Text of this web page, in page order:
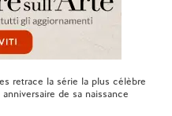
retrace la série la plus célèbre
de sa naissance